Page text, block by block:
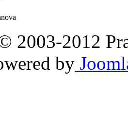
2003-2012
by